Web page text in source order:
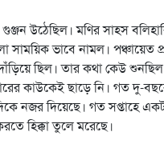
উঠেছিল। মণির সাহস
ভাবে নামল। পঞ্চায়েত
ছিল। তার কথা কেউ শুনছিল
কাউকেই ছাড়ে নি। গত দু-
নজর দিয়েছে। গত সপ্তাহে
হিক্কা তুলে মরেছে।